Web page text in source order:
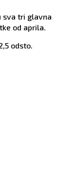
sva tri glavna
od aprila.
odsto.